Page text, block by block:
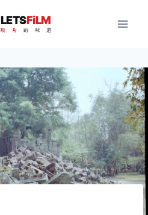
LETSFiLM
胶 片 的 味 道